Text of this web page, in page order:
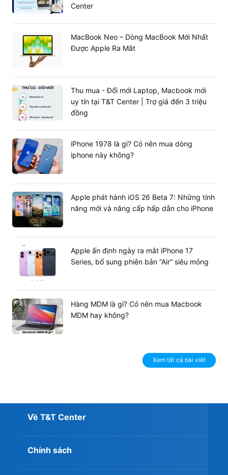
Center
MacBook Neo – Dòng MacBook Mới Nhất
Được Apple Ra Mắt
Thu mua - Đổi mới Laptop, Macbook mới
uy tín tại T&T Center | Trợ giá đến 3 triệu
đồng
iPhone 1978 là gì? Có nên mua dòng
iphone này không?
Apple phát hành iOS 26 Beta 7: Những tính
năng mới và nâng cấp hấp dẫn cho iPhone
Apple ấn định ngày ra mắt iPhone 17
Series, bổ sung phiên bản “Air” siêu mỏng
Hàng MDM là gì? Có nên mua Macbook
MDM hay không?
Xem tất cả bài viết
Về T&T Center
Chính sách